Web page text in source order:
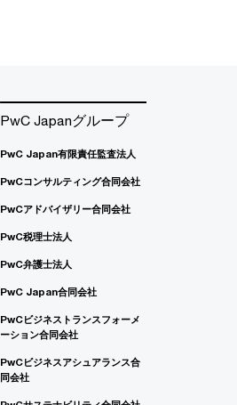
PwC Japanグループ
PwC Japan有限責任監査法人
PwCコンサルティング合同会社
PwCアドバイザリー合同会社
PwC税理士法人
PwC弁護士法人
PwC Japan合同会社
PwCビジネストランスフォーメ
ーション合同会社
PwCビジネスアシュアランス合
同会社